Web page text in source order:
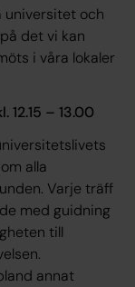
universitet och
det vi kan
i våra lokaler
– 13.00
alla
Varje träff
med guidning
till
annat